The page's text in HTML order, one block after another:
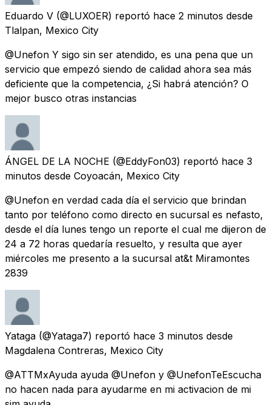
Eduardo V (@LUXOER) reportó hace 2 minutos desde
Tlalpan, Mexico City
@Unefon Y sigo sin ser atendido, es una pena que un
servicio que empezó siendo de calidad ahora sea más
deficiente que la competencia, ¿Si habrá atención? O
mejor busco otras instancias
ÁNGEL DE LA NOCHE (@EddyFon03) reportó hace 3
minutos desde Coyoacán, Mexico City
@Unefon en verdad cada día el servicio que brindan
tanto por teléfono como directo en sucursal es nefasto,
desde el día lunes tengo un reporte el cual me dijeron de
24 a 72 horas quedaría resuelto, y resulta que ayer
miércoles me presento a la sucursal at&t Miramontes
2839
Yataga (@Yataga7) reportó hace 3 minutos desde
Magdalena Contreras, Mexico City
@ATTMxAyuda ayuda @Unefon y @UnefonTeEscucha
no hacen nada para ayudarme en mi activacion de mi